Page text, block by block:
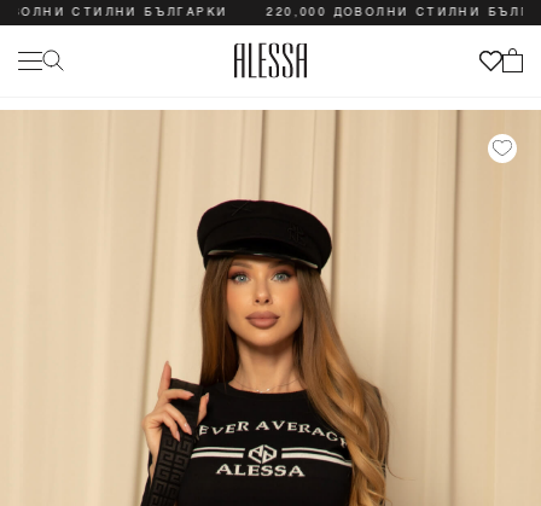
СТИЛНИ БЪЛГАРКИ 220,000 ДОВОЛНИ СТИЛНИ БЪЛГАРКИ